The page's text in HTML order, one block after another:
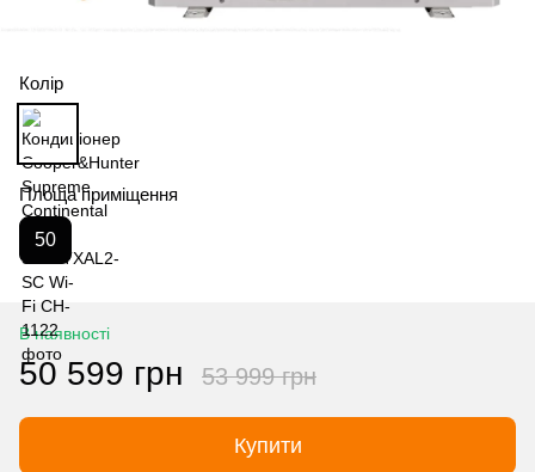
Колір
Площа приміщення
50
В наявності
50 599 грн 53 999 грн
Купити